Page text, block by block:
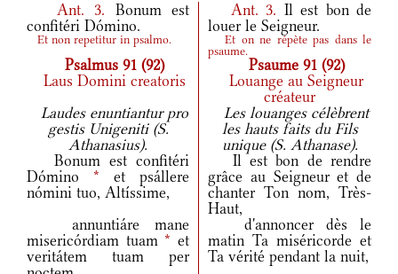
Ant. 3. Bonum est
confitéri Dómino.
Ant. 3. Il est bon de
louer le Seigneur.
Et non repetitur in psalmo. Et on ne répète pas dans le
psaume.
Psalmus 91 (92)
Psaume 91 (92)
Laus Domini creatoris
Louange au Seigneur
créateur
Laudes enuntiantur pro
gestis Unigeniti (S.
Athanasius).
Les louanges célèbrent
les hauts faits du Fils
unique (S. Athanase).
Bonum est confitéri
Dómino * et psállere
nómini tuo, Altíssime,
Il est bon de rendre
grâce au Seigneur et de
chanter Ton nom, Très-
Haut,
annuntiáre mane
misericórdiam tuam* et
veritátem tuam per
d'annoncer dès le
matin Ta miséricorde et
Ta vérité pendant la nuit,